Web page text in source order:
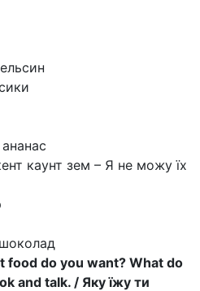
каунт зем – Я не можу їх
food do you want? What do
and talk. / Яку їжу ти